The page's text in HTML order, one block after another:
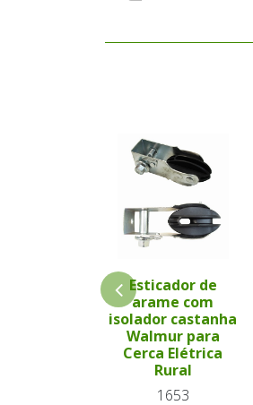
Esticador de
arame com
isolador castanha
Walmur para
Cerca Elétrica
Rural
1653